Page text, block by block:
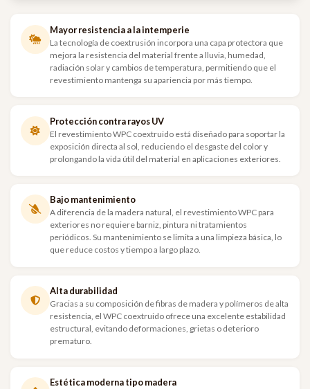
Mayor resistencia a la intemperie
La tecnología de coextrusión incorpora una capa protectora que
mejora la resistencia del material frente a lluvia, humedad,
radiación solar y cambios de temperatura, permitiendo que el
revestimiento mantenga su apariencia por más tiempo.
Protección contra rayos UV
El revestimiento WPC coextruido está diseñado para soportar la
exposición directa al sol, reduciendo el desgaste del color y
prolongando la vida útil del material en aplicaciones exteriores.
Bajo mantenimiento
A diferencia de la madera natural, el revestimiento WPC para
exteriores no requiere barniz, pintura ni tratamientos
periódicos. Su mantenimiento se limita a una limpieza básica, lo
que reduce costos y tiempo a largo plazo.
Alta durabilidad
Gracias a su composición de fibras de madera y polímeros de alta
resistencia, el WPC coextruido ofrece una excelente estabilidad
estructural, evitando deformaciones, grietas o deterioro
prematuro.
Estética moderna tipo madera